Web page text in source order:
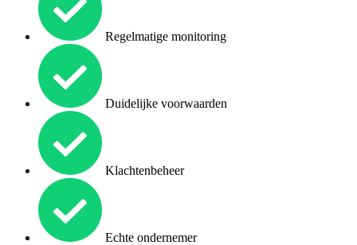
Regelmatige monitoring
Duidelijke voorwaarden
Klachtenbeheer
Echte ondernemer